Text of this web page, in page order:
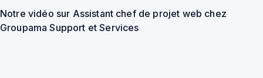
Notre vidéo sur Assistant chef de projet web chez
Groupama Support et Services